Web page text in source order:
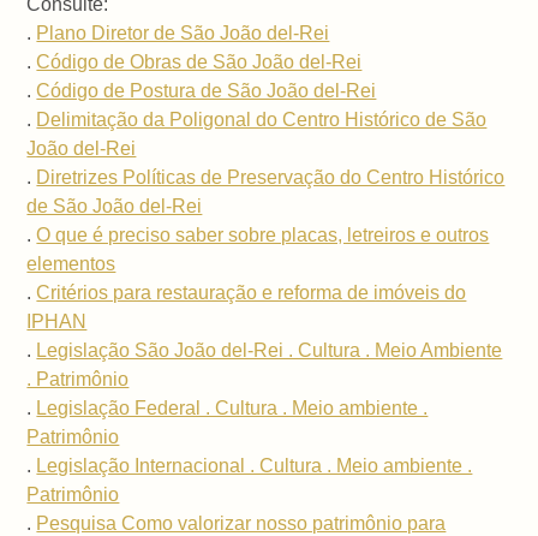
Consulte:
. Plano Diretor de São João del-Rei
.Código de Obras de São João del-Rei
.Código de Postura de São João del-Rei
. Delimitação da Poligonal do Centro Histórico de São
João del-Rei
. Diretrizes Políticas de Preservação do Centro Histórico
de São João del-Rei
.O que é preciso saber sobre placas, letreiros e outros
elementos
.Critérios para restauração e reforma de imóveis do
IPHAN
. Legislação São João del-Rei . Cultura . Meio Ambiente
. Patrimônio
. Legislação Federal . Cultura . Meio ambiente .
Patrimônio
. Legislação Internacional . Cultura . Meio ambiente .
Patrimônio
. Pesquisa Como valorizar nosso patrimônio para